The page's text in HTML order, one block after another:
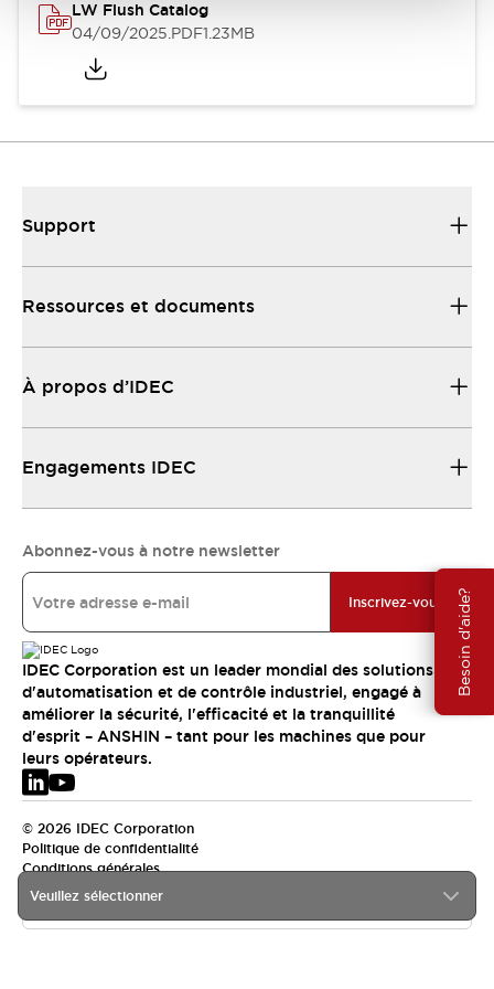
Besoin d'aide?
LW Flush Catalog
04/09/2025.PDF1.23MB
Veuillez sélectionner
Support
Ressources et documents
À propos d’IDEC
Engagements IDEC
Abonnez-vous à notre newsletter
Inscrivez-vous
IDEC Corporation est un leader mondial des solutions
d'automatisation et de contrôle industriel, engagé à
améliorer la sécurité, l'efficacité et la tranquillité
d'esprit – ANSHIN – tant pour les machines que pour
leurs opérateurs.
© 2026 IDEC Corporation
Politique de confidentialité
Conditions générales
EMEA